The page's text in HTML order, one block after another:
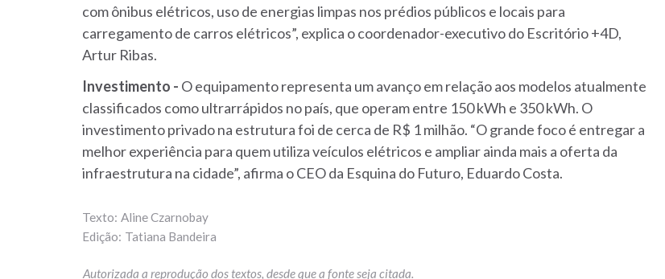
com ônibus elétricos, uso de energias limpas nos prédios públicos e locais para
carregamento de carros elétricos”, explica o coordenador-executivo do Escritório +4D,
Artur Ribas.
Investimento - O equipamento representa um avanço em relação aos modelos atualmente
classificados como ultrarrápidos no país, que operam entre 150 kWh e 350 kWh. O
investimento privado na estrutura foi de cerca de R$ 1 milhão. “O grande foco é entregar a
melhor experiência para quem utiliza veículos elétricos e ampliar ainda mais a oferta da
infraestrutura na cidade”, afirma o CEO da Esquina do Futuro, Eduardo Costa.
Aline Czarnobay
Tatiana Bandeira